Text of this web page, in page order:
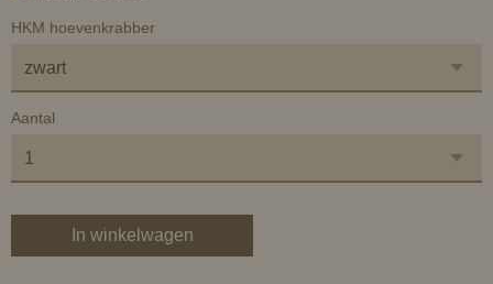
HKM hoevenkrabber
Aantal
In winkelwagen